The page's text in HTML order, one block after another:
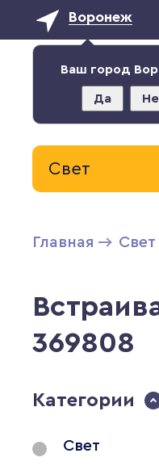
Воронеж
Ваш город
Да
Свет
Главная Свет
369808
Категории
Свет